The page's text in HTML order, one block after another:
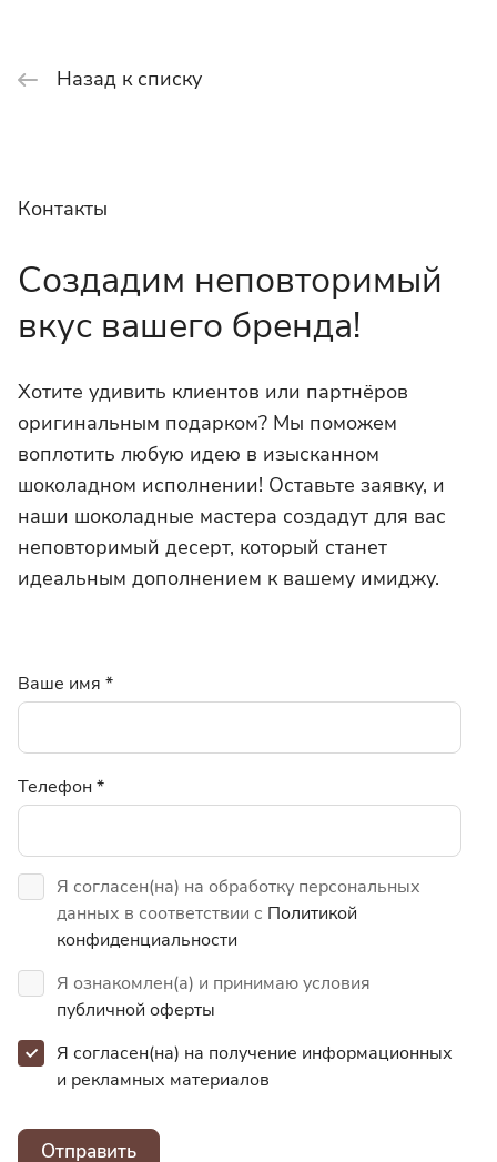
Назад к списку
Контакты
Создадим неповторимый
вкус вашего бренда!
Хотите удивить клиентов или партнёров
оригинальным подарком? Мы поможем
воплотить любую идею в изысканном
шоколадном исполнении! Оставьте заявку, и
наши шоколадные мастера создадут для вас
неповторимый десерт, который станет
идеальным дополнением к вашему имиджу.
Ваше имя *
Телефон*
Я согласен(на) на обработку персональных
данных в соответствии с Политикой
конфиденциальности
Я ознакомлен(а) и принимаю условия
публичной оферты
Я согласен(на) на получение информационных
и рекламных материалов
Отправить